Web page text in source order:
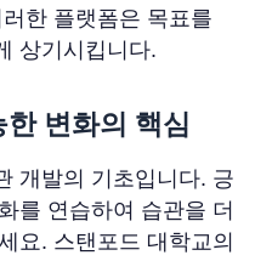
한 플랫폼은 목표를
상기시킵니다.
변화의 핵심
개발의 기초입니다. 긍
를 연습하여 습관을 더
요. 스탠포드 대학교의